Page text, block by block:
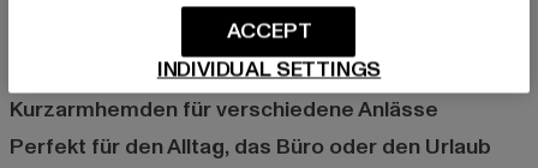
sitzende Hemden sind 2024 besonders gefragt und bieten
maximale Bewegungsfreiheit und Komfort.
Kurzarmhemden für verschiedene Anlässe
Perfekt für den Alltag, das Büro oder den Urlaub
INDIVIDUAL SETTINGS
ACCEPT